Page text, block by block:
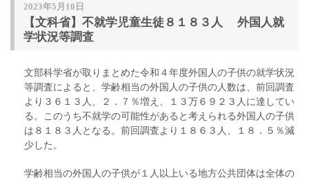
2023年5月10日
【文科省】不就学児童生徒８１８３人 外国人就
学状況等調査
文部科学省が取りまとめた令和４年度外国人の子供の就学状況
等調査によると、学齢相当の外国人の子供の人数は、前回調査
より３６１３人、２．７％増え、１３万６９２３人に達してい
る。このうち不就学の可能性があると考えられる外国人の子供
は８１８３人となる。前回調査より１８６３人、１８．５％減
少した。
学齢相当の外国人の子供が１人以上いる地方公共団体は全体の